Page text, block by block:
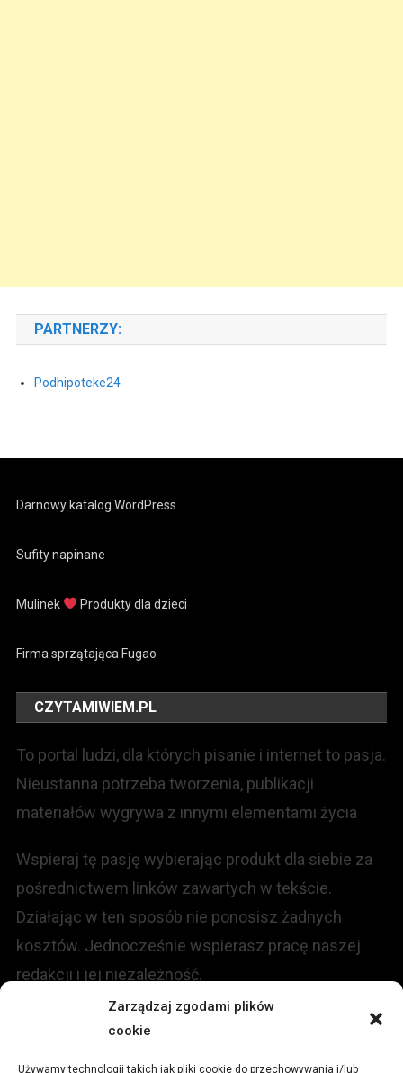
Zarządzaj zgodami plików
cookie
Używamy technologii takich jak pliki cookie do przechowywania i/lub
PARTNERZY:
Podhipoteke24
Darnowy katalog WordPress
Sufity napinane
Mulinek Produkty dla dzieci
Firma sprzątająca Fugao
CZYTAMIWIEM.PL
To portal ludzi, dla których pisanie i internet to pasja.
Nieustanna potrzeba tworzenia, publikacji
materiałów wygrywa z innymi elementami życia
Wspieraj tę pasję wybierając produkt dla siebie za
pośrednictwem linków zawartych w tekście.
Działając w ten sposób nie ponosisz żadnych
kosztów. Jednocześnie wspierasz pracę naszej
redakcji i jej niezależność.